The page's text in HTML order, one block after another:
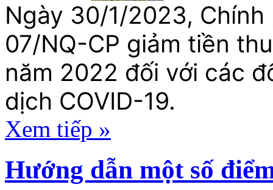
Ngày 30/1/2023,
07/NQ-CP giảm tiền
năm 2022 đối với các
dịch COVID-19.
Xem tiếp »
Hướng dẫn một số